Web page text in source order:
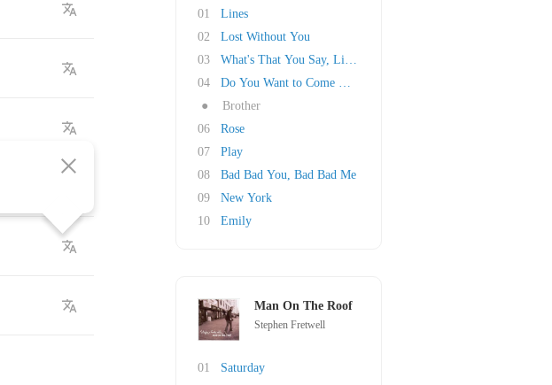
01
Lines
02
Lost Without You
03
What's That You Say, Little Girl
04
Do You Want to Come With
●
Brother
06
Rose
07
Play
08
Bad Bad You, Bad Bad Me
09
New York
10
Emily
Man On The Roof
Stephen Fretwell
01
Saturday